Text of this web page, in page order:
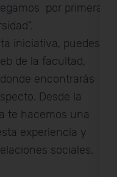
por primera
iniciativa, puedes
de la facultad,
encontrarás
Desde la
te hacemos una
experiencia y
sociales.